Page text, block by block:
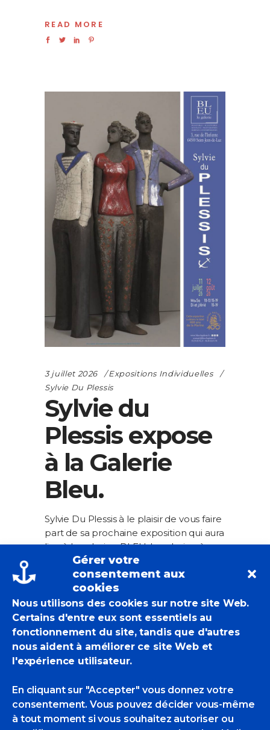
Gérer votre
consentement aux
cookies
Nous utilisons des cookies sur notre site Web.
Certains d'entre eux sont essentiels au
fonctionnement du site, tandis que d'autres
nous aident à améliorer ce site Web et
l'expérience utilisateur.
En cliquant sur "Accepter" vous donnez votre
consentement. Vous pouvez décider vous-même
à tout moment si vous souhaitez autoriser ou
READ MORE
3 juillet 2026
Expositions Individuelles
Sylvie Du Plessis
Sylvie du
Plessis expose
à la Galerie
Bleu.
Sylvie Du Plessis à le plaisir de vous faire
part de sa prochaine exposition qui aura
lieu à la galerie « BLEU, la galerie » à
Saint-Jean-de-Luz du 11 juillet au 12 août
2026. Expositions individuelles.
READ MORE